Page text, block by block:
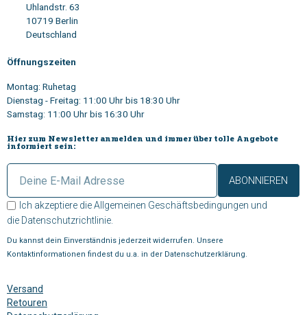
Uhlandstr. 63
10719 Berlin
Deutschland
Öffnungszeiten
Montag: Ruhetag
Dienstag - Freitag: 11:00 Uhr bis 18:30 Uhr
Samstag: 11:00 Uhr bis 16:30 Uhr
Hier zum Newsletter anmelden und immer über tolle Angebote
informiert sein:
ABONNIEREN
Ich akzeptiere dieAllgemeinen Geschäftsbedingungen und
die Datenschutzrichtlinie
Du kannst dein Einverständnis jederzeit widerrufen. Unsere
Kontaktinformationen findest du u.a. in der Datenschutzerklärung.
Versand
Retouren